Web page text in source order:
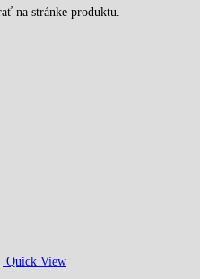
na stránke produktu.
Quick View